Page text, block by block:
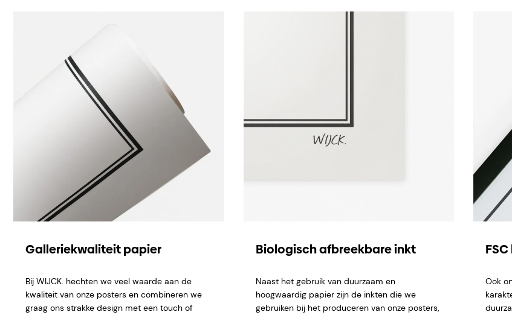
Galleriekwaliteit papier
Bij WIJCK. hechten we veel waarde aan de
kwaliteit van onze posters en combineren we
graag ons strakke design met een touch of
Biologisch afbreekbare inkt
Naast het gebruik van duurzaam en
hoogwaardig papier zijn de inkten die we
gebruiken bij het produceren van onze posters,
Ook